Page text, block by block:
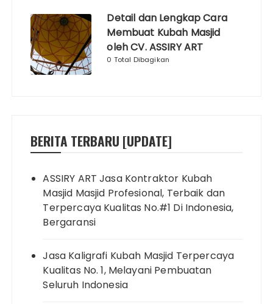
Detail dan Lengkap Cara
Membuat Kubah Masjid
oleh CV. ASSIRY ART
0 Total Dibagikan
BERITA TERBARU [UPDATE]
ASSIRY ART Jasa Kontraktor Kubah
Masjid Masjid Profesional, Terbaik dan
Terpercaya Kualitas No.#1 Di Indonesia,
Bergaransi
Jasa Kaligrafi Kubah Masjid Terpercaya
Kualitas No. 1, Melayani Pembuatan
Seluruh Indonesia